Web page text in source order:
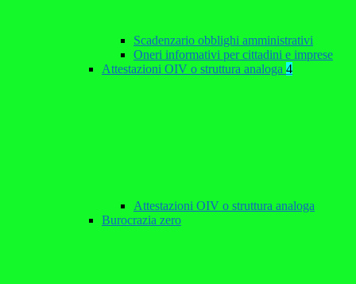
Scadenzario obblighi amministrativi
Oneri informativi per cittadini e imprese
Attestazioni OIV o struttura analoga 4
Attestazioni OIV o struttura analoga
Burocrazia zero